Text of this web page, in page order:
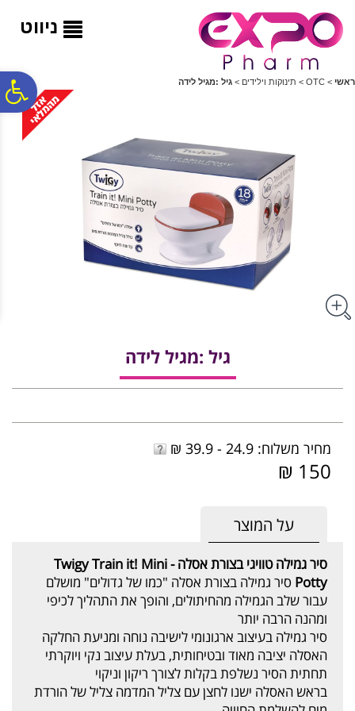
ניווט
ראשי >
OTC
> תינוקות וילידים > גיל :מגיל לידה
גיל :מגיל לידה
מחיר משלוח: 24.9 - 39.9 ₪
150 ₪
על המוצר
סיר גמילה טוויגי בצורת אסלה - Twigy Train it! Mini
Potty סיר גמילה בצורת אסלה "כמו של גדולים" מושלם
עבור שלב הגמילה מהחיתולים, והופך את התהליך לכיפי
ומהנה הרבה יותר
סיר גמילה בעיצוב ארגונומי לישיבה נוחה ומניעת החלקה
האסלה יציבה מאוד ובטיחותית, בעלת עיצוב נקי ויוקרתי
תחתית הסיר נשלפת בקלות לצורך ריקון וניקוי
בראש האסלה ישנו לחצן עם צליל המדמה צליל של הורדת